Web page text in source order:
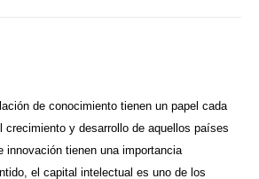
de conocimiento tienen un papel cada
crecimiento y desarrollo de aquellos países
innovación tienen una importancia
el capital intelectual es uno de los